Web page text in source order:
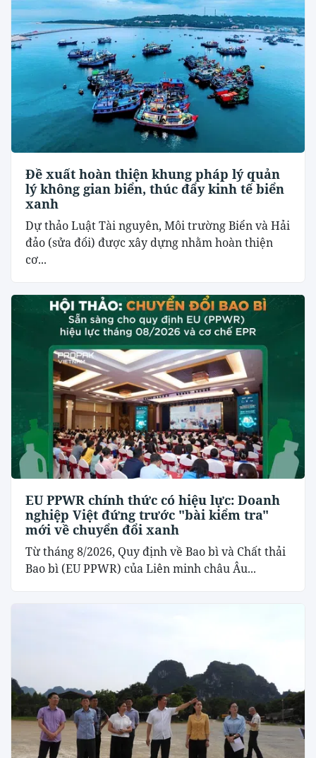
Đề xuất hoàn thiện khung pháp lý quản
lý không gian biển, thúc đẩy kinh tế biển
xanh
Dự thảo Luật Tài nguyên, Môi trường Biển và Hải
đảo (sửa đổi) được xây dựng nhằm hoàn thiện
cơ...
EU PPWR chính thức có hiệu lực: Doanh
nghiệp Việt đứng trước "bài kiểm tra"
mới về chuyển đổi xanh
Từ tháng 8/2026, Quy định về Bao bì và Chất thải
Bao bì (EU PPWR) của Liên minh châu Âu...